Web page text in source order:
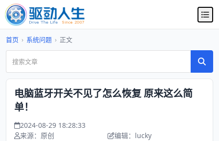
首页 › 系统问题 › 正文
电脑蓝牙开关不见了怎么恢复 原来这么简
单！
2024-08-29 18:28:33
来源：原创
编辑：lucky